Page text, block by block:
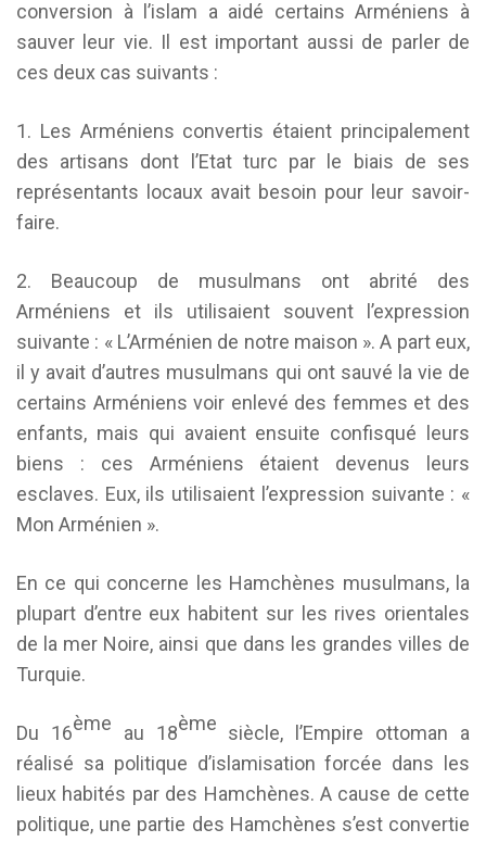
conversion à l’islam a aidé certains Arméniens à
sauver leur vie. Il est important aussi de parler de
ces deux cas suivants :
1. Les Arméniens convertis étaient principalement
des artisans dont l’Etat turc par le biais de ses
représentants locaux avait besoin pour leur savoir-
faire.
2. Beaucoup de musulmans ont abrité des
Arméniens et ils utilisaient souvent l’expression
suivante : « L’Arménien de notre maison ». A part eux,
il y avait d’autres musulmans qui ont sauvé la vie de
certains Arméniens voir enlevé des femmes et des
enfants, mais qui avaient ensuite confisqué leurs
biens : ces Arméniens étaient devenus leurs
esclaves. Eux, ils utilisaient l’expression suivante : «
Mon Arménien ».
En ce qui concerne les Hamchènes musulmans, la
plupart d’entre eux habitent sur les rives orientales
de la mer Noire, ainsi que dans les grandes villes de
Turquie.
Du 16ème au 18ème siècle, l’Empire ottoman a
réalisé sa politique d’islamisation forcée dans les
lieux habités par des Hamchènes. A cause de cette
politique, une partie des Hamchènes s’est convertie